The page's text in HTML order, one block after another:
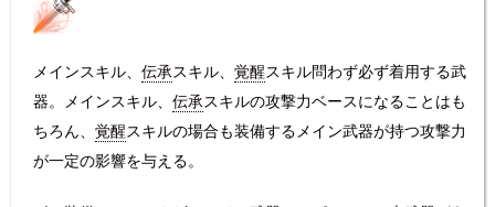
メインスキル、 伝承スキル、 覚醒スキル問わず必ず着用する武
器。メインスキル、 伝承スキルの攻撃力ベースになることはも
ちろん、 覚醒スキルの場合も装備するメイン武器が持つ攻撃力
が一定の影響を与える。